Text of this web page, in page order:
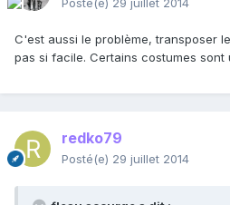
Posté(e) 29 juillet 2014
C'est aussi le problème, transposer
pas si facile. Certains costumes sont
redko79
Posté(e) 29 juillet 2014